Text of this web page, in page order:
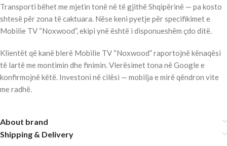
Transporti bëhet me mjetin tonë në të gjithë Shqipërinë — pa kosto
shtesë për zona të caktuara. Nëse keni pyetje për specifikimet e
Mobilie TV “Noxwood”, ekipi ynë është i disponueshëm çdo ditë.
Klientët që kanë blerë Mobilie TV “Noxwood” raportojnë kënaqësi
të lartë me montimin dhe finimin. Vlerësimet tona në Google e
konfirmojnë këtë. Investoni në cilësi — mobilja e mirë qëndron vite
me radhë.
About brand
Shipping & Delivery